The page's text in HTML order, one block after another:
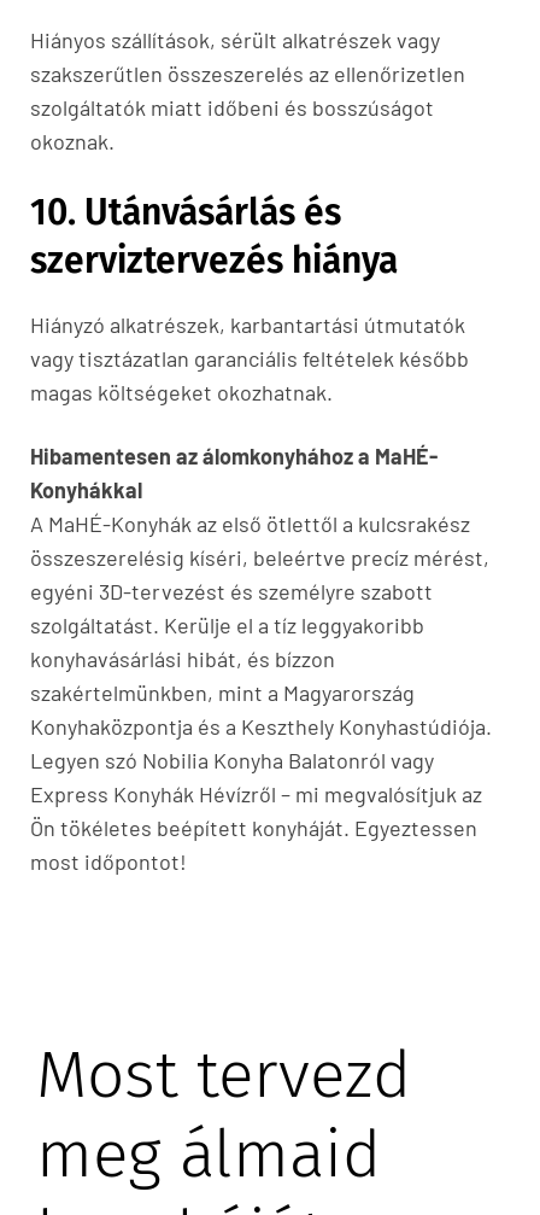
Hiányos szállítások, sérült alkatrészek vagy
szakszerűtlen összeszerelés az ellenőrizetlen
szolgáltatók miatt időbeni és bosszúságot
okoznak.
10. Utánvásárlás és
szerviztervezés hiánya
Hiányzó alkatrészek, karbantartási útmutatók
vagy tisztázatlan garanciális feltételek később
magas költségeket okozhatnak.
Hibamentesen az álomkonyhához a MaHÉ-
Konyhákkal
A MaHÉ-Konyhák az első ötlettől a kulcsrakész
összeszerelésig kíséri, beleértve precíz mérést,
egyéni 3D-tervezést és személyre szabott
szolgáltatást. Kerülje el a tíz leggyakoribb
konyhavásárlási hibát, és bízzon
szakértelmünkben, mint a Magyarország
Konyhaközpontja és a Keszthely Konyhastúdiója.
Legyen szó Nobilia Konyha Balatonról vagy
Express Konyhák Hévízről – mi megvalósítjuk az
Ön tökéletes beépített konyháját. Egyeztessen
most időpontot!
Most tervezd
meg álmaid